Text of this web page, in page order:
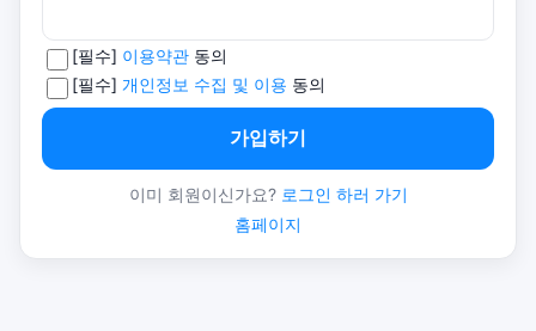
[필수] 이용약관 동의
[필수] 개인정보 수집 및 이용 동의
가입하기
이미 회원이신가요? 로그인 하러 가기
홈페이지